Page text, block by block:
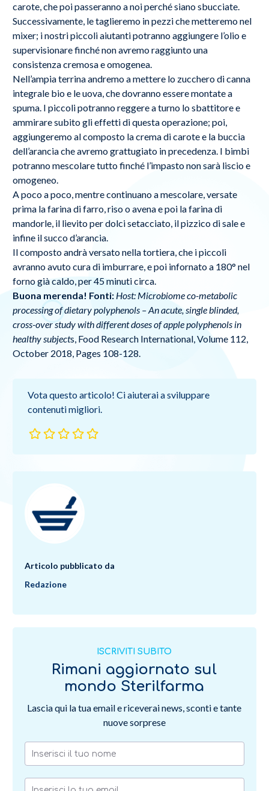
carote, che poi passeranno a noi perché siano sbucciate.
Successivamente, le taglieremo in pezzi che metteremo nel
mixer; i nostri piccoli aiutanti potranno aggiungere l’olio e
supervisionare finché non avremo raggiunto una
consistenza cremosa e omogenea.
Nell’ampia terrina andremo a mettere lo zucchero di canna
integrale bio e le uova, che dovranno essere montate a
spuma. I piccoli potranno reggere a turno lo sbattitore e
ammirare subito gli effetti di questa operazione; poi,
aggiungeremo al composto la crema di carote e la buccia
dell’arancia che avremo grattugiato in precedenza. I bimbi
potranno mescolare tutto finché l’impasto non sarà liscio e
omogeneo.
A poco a poco, mentre continuano a mescolare, versate
prima la farina di farro, riso o avena e poi la farina di
mandorle, il lievito per dolci setacciato, il pizzico di sale e
infine il succo d’arancia.
Il composto andrà versato nella tortiera, che i piccoli
avranno avuto cura di imburrare, e poi infornato a 180° nel
forno già caldo, per 45 minuti circa.
Buona merenda! Fonti: Host: Microbiome co-metabolic
processing of dietary polyphenols – An acute, single blinded,
cross-over study with different doses of apple polyphenols in
healthy subjects, Food Research International, Volume 112,
October 2018, Pages 108-128.
Vota questo articolo! Ci aiuterai a sviluppare
contenuti migliori.
Articolo pubblicato da
Redazione
ISCRIVITI SUBITO
Rimani aggiornato sul
mondo Sterilfarma
Lascia qui la tua email e riceverai news, sconti e tante
nuove sorprese